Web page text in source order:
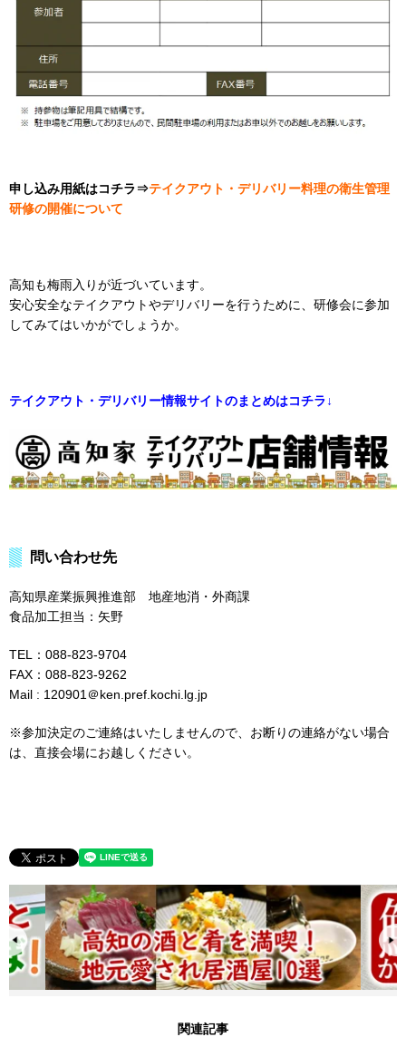
申し込み用紙はコチラ⇒テイクアウト・デリバリー料理の衛生管理
研修の開催について
高知も梅雨入りが近づいています。
安心安全なテイクアウトやデリバリーを行うために、研修会に参加
してみてはいかがでしょうか。
テイクアウト・デリバリー情報サイトのまとめはコチラ↓
問い合わせ先
高知県産業振興推進部 地産地消・外商課
食品加工担当：矢野
TEL：088-823-9704
FAX：088-823-9262
Mail : 120901＠ken.pref.kochi.lg.jp
※参加決定のご連絡はいたしませんので、お断りの連絡がない場合
は、直接会場にお越しください。
関連記事